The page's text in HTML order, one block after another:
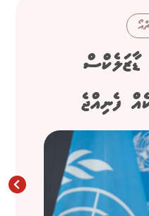
ޑާޒަލެކްސް
ފެނިއްޖެ